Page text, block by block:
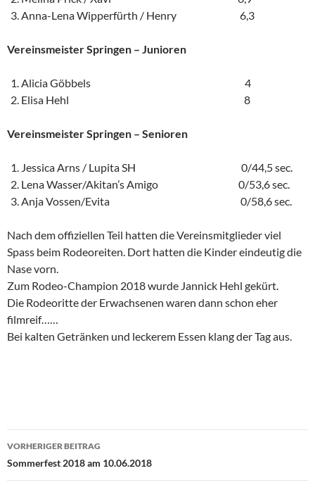
Anna-Lena Wipperfürth / Henry 6,3
Vereinsmeister Springen – Junioren
Alicia Göbbels 4
Elisa Hehl 8
Vereinsmeister Springen – Senioren
Jessica Arns / Lupita SH 0/44,5 sec.
Lena Wasser/Akitan’s Amigo 0/53,6 sec.
Anja Vossen/Evita 0/58,6 sec.
Nach dem offiziellen Teil hatten die Vereinsmitglieder viel
Spass beim Rodeoreiten. Dort hatten die Kinder eindeutig die
Nase vorn.
Zum Rodeo-Champion 2018 wurde Jannick Hehl gekürt.
Die Rodeoritte der Erwachsenen waren dann schon eher
filmreif……
Bei kalten Getränken und leckerem Essen klang der Tag aus.
Beitragsnavigation
VORHERIGER BEITRAG
Sommerfest 2018 am 10.06.2018